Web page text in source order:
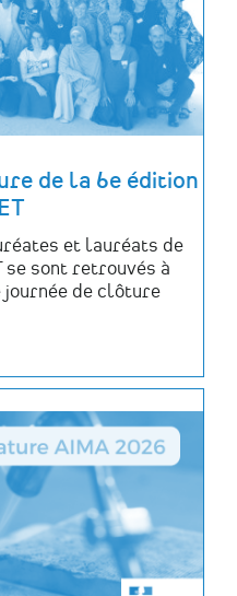
de la 6e édition
et lauréats de
se sont retrouvés à
journée de clôture